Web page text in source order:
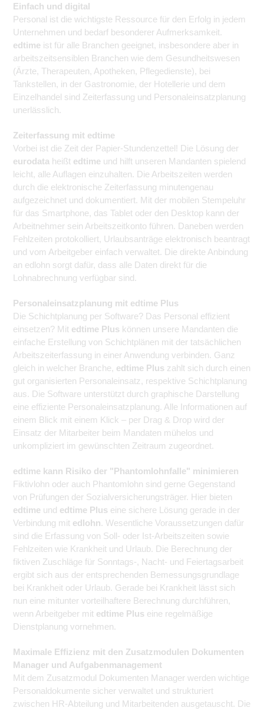
Einfach und digital
Personal ist die wichtigste Ressource für den Erfolg in jedem
Unternehmen und bedarf besonderer Aufmerksamkeit.
edtime ist für alle Branchen geeignet, insbesondere aber in
arbeitszeitsensiblen Branchen wie dem Gesundheitswesen
(Ärzte, Therapeuten, Apotheken, Pflegedienste), bei
Tankstellen, in der Gastronomie, der Hotellerie und dem
Einzelhandel sind Zeiterfassung und Personaleinsatzplanung
unerlässlich.
Zeiterfassung mit edtime
Vorbei ist die Zeit der Papier-Stundenzettel! Die Lösung der
eurodata heißt edtime und hilft unseren Mandanten spielend
leicht, alle Auflagen einzuhalten. Die Arbeitszeiten werden
durch die elektronische Zeiterfassung minutengenau
aufgezeichnet und dokumentiert. Mit der mobilen Stempeluhr
für das Smartphone, das Tablet oder den Desktop kann der
Arbeitnehmer sein Arbeitszeitkonto führen. Daneben werden
Fehlzeiten protokolliert, Urlaubsanträge elektronisch beantragt
und vom Arbeitgeber einfach verwaltet. Die direkte Anbindung
an edlohn sorgt dafür, dass alle Daten direkt für die
Lohnabrechnung verfügbar sind.
Personaleinsatzplanung mit edtime Plus
Die Schichtplanung per Software? Das Personal effizient
einsetzen? Mit edtime Plus können unsere Mandanten die
einfache Erstellung von Schichtplänen mit der tatsächlichen
Arbeitszeiterfassung in einer Anwendung verbinden. Ganz
gleich in welcher Branche, edtime Plus zahlt sich durch einen
gut organisierten Personaleinsatz, respektive Schichtplanung
aus. Die Software unterstützt durch graphische Darstellung
eine effiziente Personaleinsatzplanung. Alle Informationen auf
einem Blick mit einem Klick – per Drag & Drop wird der
Einsatz der Mitarbeiter beim Mandaten mühelos und
unkompliziert im gewünschten Zeitraum zugeordnet.
edtime kann Risiko der "Phantomlohnfalle" minimieren
Fiktivlohn oder auch Phantomlohn sind gerne Gegenstand
von Prüfungen der Sozialversicherungsträger. Hier bieten
edtime und edtime Plus eine sichere Lösung gerade in der
Verbindung mit edlohn. Wesentliche Voraussetzungen dafür
sind die Erfassung von Soll- oder Ist-Arbeitszeiten sowie
Fehlzeiten wie Krankheit und Urlaub. Die Berechnung der
fiktiven Zuschläge für Sonntags-, Nacht- und Feiertagsarbeit
ergibt sich aus der entsprechenden Bemessungsgrundlage
bei Krankheit oder Urlaub. Gerade bei Krankheit lässt sich
nun eine mitunter vorteilhaftere Berechnung durchführen,
wenn Arbeitgeber mit edtime Plus eine regelmäßige
Dienstplanung vornehmen.
Maximale Effizienz mit den Zusatzmodulen Dokumenten
Manager und Aufgabenmanagement
Mit dem Zusatzmodul Dokumenten Manager werden wichtige
Personaldokumente sicher verwaltet und strukturiert
zwischen HR-Abteilung und Mitarbeitenden ausgetauscht. Die